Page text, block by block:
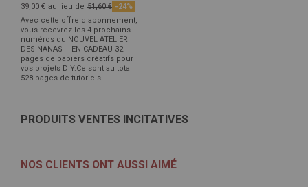
39,00 € au lieu de 51,60 € -24%
Avec cette offre d'abonnement,
vous recevrez les 4 prochains
numéros du NOUVEL ATELIER
DES NANAS + EN CADEAU 32
pages de papiers créatifs pour
vos projets DIY.Ce sont au total
528 pages de tutoriels ...
PRODUITS VENTES INCITATIVES
NOS CLIENTS ONT AUSSI AIMÉ